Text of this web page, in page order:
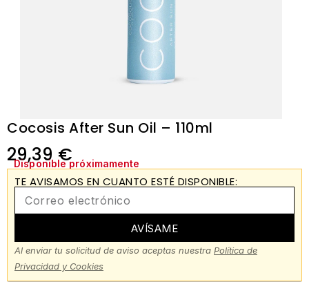
Cocosis After Sun Oil – 110ml
29,39 €
Disponible próximamente
TE AVISAMOS EN CUANTO ESTÉ DISPONIBLE:
AVÍSAME
Al enviar tu solicitud de aviso aceptas nuestra Política de
Privacidad y Cookies